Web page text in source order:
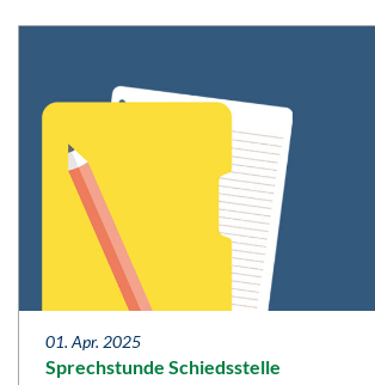
01. Apr. 2025
Sprechstunde Schiedsstelle